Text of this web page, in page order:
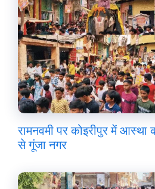
रामनवमी पर कोइरीपुर में आस्था
से गूंजा नगर